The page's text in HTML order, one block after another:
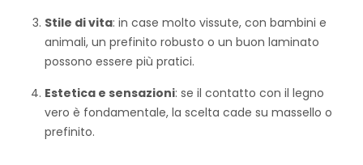
Stile di vita: in case molto vissute, con bambini e
animali, un prefinito robusto o un buon laminato
possono essere più pratici.
Estetica e sensazioni: se il contatto con il legno
vero è fondamentale, la scelta cade su massello o
prefinito.